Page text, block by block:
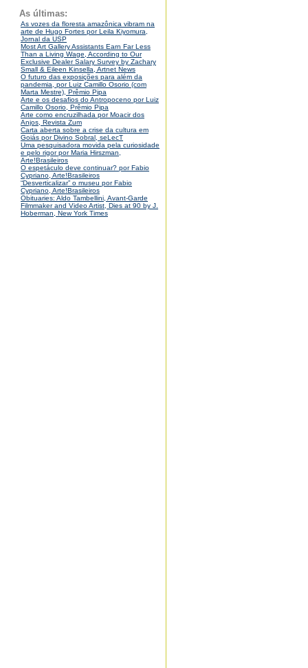
As últimas:
As vozes da floresta amazônica vibram na
arte de Hugo Fortes por Leila Kiyomura,
Jornal da USP
Most Art Gallery Assistants Earn Far Less
Than a Living Wage, According to Our
Exclusive Dealer Salary Survey by Zachary
Small & Eileen Kinsella, Artnet News
O futuro das exposições para além da
pandemia, por Luiz Camillo Osorio (com
Marta Mestre), Prêmio Pipa
Arte e os desafios do Antropoceno por Luiz
Camillo Osorio, Prêmio Pipa
Arte como encruzilhada por Moacir dos
Anjos, Revista Zum
Carta aberta sobre a crise da cultura em
Goiás por Divino Sobral, seLecT
Uma pesquisadora movida pela curiosidade
e pelo rigor por Maria Hirszman,
Arte!Brasileiros
O espetáculo deve continuar? por Fabio
Cypriano, Arte!Brasileiros
“Desverticalizar” o museu por Fabio
Cypriano, Arte!Brasileiros
Obituaries: Aldo Tambellini, Avant-Garde
Filmmaker and Video Artist, Dies at 90 by J.
Hoberman, New York Times